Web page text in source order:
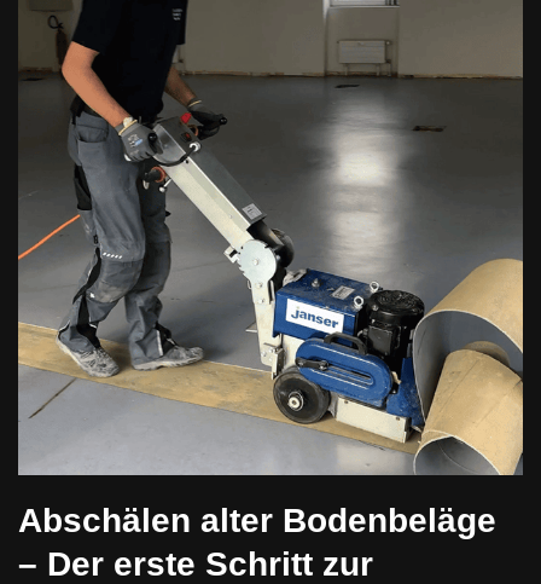
Abschälen alter Bodenbeläge
– Der erste Schritt zur